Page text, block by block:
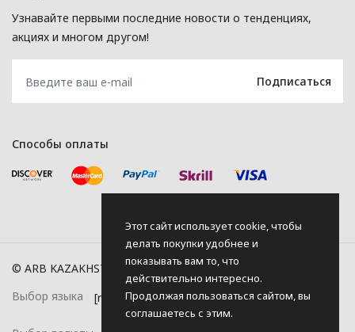
Узнавайте первыми последние новости о тенденциях,
акциях и многом другом!
Способы оплаты
© ARB KAZAKHSTAN, 2026
Выбор языка
Этот сайт использует cookie, чтобы
делать покупки удобнее и
показывать вам то, что
действительно интересно.
Продолжая пользоваться сайтом, вы
соглашаетесь с этим.